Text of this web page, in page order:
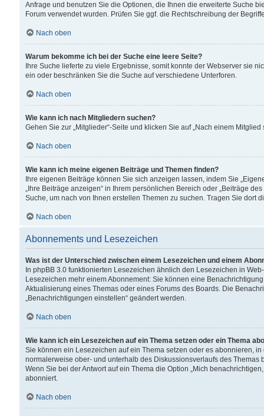
Anfrage und benutzen Sie die Optionen, die Ihnen die erweiterte Suche
Forum verwendet wurden. Prüfen Sie ggf. die Rechtschreibung der
Nach oben
Warum bekomme ich bei der Suche eine leere Seite?
Ihre Suche lieferte zu viele Ergebnisse, somit konnte der Webserver sie
ein oder beschränken Sie die Suche auf verschiedene Unterforen.
Nach oben
Wie kann ich nach Mitgliedern suchen?
Gehen Sie zur „Mitglieder“-Seite und klicken Sie auf „Nach einem Mitglied
Nach oben
Wie kann ich meine eigenen Beiträge und Themen finden?
Ihre eigenen Beiträge können Sie sich anzeigen lassen, indem Sie
„Ihre Beiträge anzeigen“ in Ihrem persönlichen Bereich oder „Beiträge
Suche, um nach von Ihnen erstellen Themen zu suchen. Tragen Sie dort
Nach oben
Abonnements und Lesezeichen
Was ist der Unterschied zwischen einem Lesezeichen und einem
In phpBB 3.0 funktionierten Lesezeichen ähnlich den Lesezeichen in
Lesezeichen mehr einem Abonnement: Sie können eine
Aktualisierung eines Themas oder eines Forums des Boards. Die
„Benachrichtigungen einstellen“ geändert werden.
Nach oben
Wie kann ich ein Lesezeichen auf ein Thema setzen oder ein Thema
Sie können ein Lesezeichen auf ein Thema setzen oder es abonnieren,
normalerweise ober- und unterhalb des Diskussionsverlaufs des Themas
Wenn Sie bei der Antwort auf ein Thema die Option „Mich
abonniert.
Nach oben